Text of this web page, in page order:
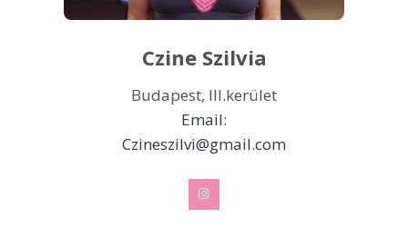
Czine Szilvia
Budapest, III.kerület
Email:
Czineszilvi@gmail.com